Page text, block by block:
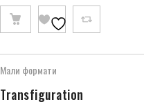
Мали формати
Transfiguration